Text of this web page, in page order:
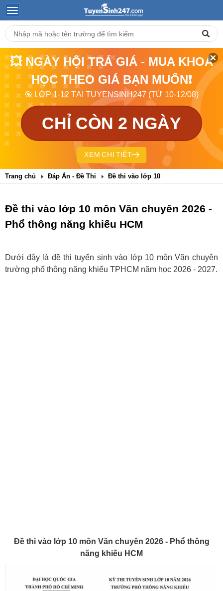
💥 NGÀY HỘI TRẢ GIÁ - MUA KHOÁ
HỌC THEO GIÁ BẠN MUỐN❗
🎯 LỚP 1-12 TẠI TUYENSINH247 (TỪ 10-12/08)
CHỈ CÒN 2 NGÀY
XEM CHI TIẾT
Trang chủ Đáp Án - Đề Thi Đề thi vào lớp 10
Đề thi vào lớp 10 môn Văn chuyên 2026 -
Phổ thông năng khiếu HCM
Dưới đây là đề thi tuyển sinh vào lớp 10 môn Văn chuyên
trường phổ thông năng khiếu TPHCM năm học 2026 - 2027.
Đề thi vào lớp 10 môn Văn chuyên 2026 - Phổ thông
năng khiếu HCM